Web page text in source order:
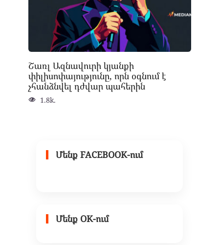
Շառլ Ազնավուրի կյանքի
փիլիսոփայությունը, որն օգնում է
չհանձնվել դժվար պահերին
1.8k.
Մենք FACEBOOK-ում
Մենք OK-ում